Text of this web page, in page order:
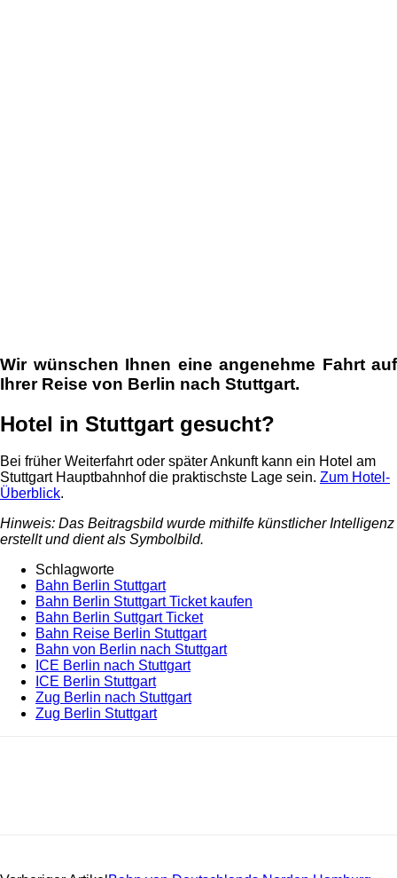
Wir wünschen Ihnen eine angenehme Fahrt auf
Ihrer Reise von Berlin nach Stuttgart.
Hotel in Stuttgart gesucht?
Bei früher Weiterfahrt oder später Ankunft kann ein Hotel am
Stuttgart Hauptbahnhof die praktischste Lage sein. Zum Hotel-
Überblick.
Hinweis: Das Beitragsbild wurde mithilfe künstlicher Intelligenz
erstellt und dient als Symbolbild.
Schlagworte
Bahn Berlin Stuttgart
Bahn Berlin Stuttgart Ticket kaufen
Bahn Berlin Suttgart Ticket
Bahn Reise Berlin Stuttgart
Bahn von Berlin nach Stuttgart
ICE Berlin nach Stuttgart
ICE Berlin Stuttgart
Zug Berlin nach Stuttgart
Zug Berlin Stuttgart